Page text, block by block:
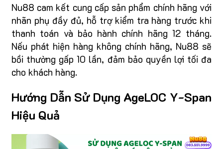
Nu88 cam kết cung cấp sản phẩm chính hãng với
nhãn phụ đầy đủ, hỗ trợ kiểm tra hàng trước khi
thanh toán và bảo hành chính hãng 12 tháng.
Nếu phát hiện hàng không chính hãng, Nu88 sẽ
bồi thường gấp 10 lần, đảm bảo quyền lợi tối đa
cho khách hàng.
Hướng Dẫn Sử Dụng AgeLOC Y-Span
Hiệu Quả